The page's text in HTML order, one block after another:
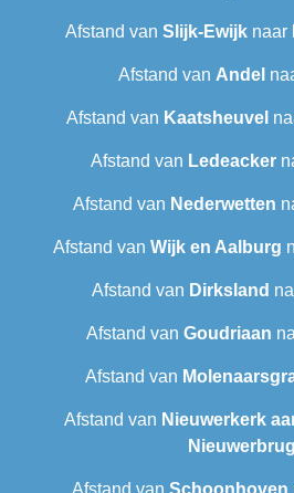
Afstand van Slijk-Ewijk naar
Afstand van Andel
Afstand van Kaatsheuvel
Afstand van Ledeacker
Afstand van Nederwetten
Afstand van Wijk en Aalburg
Afstand van Dirksland
Afstand van Goudriaan
Afstand van
Afstand van Nieuwerkerk
Nieuwerbrug
Afstand van Schoonhoven